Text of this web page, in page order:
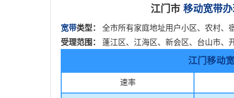
江门市 移动宽带
宽带类型：
全市所有家庭地址用户小区、农村、
受理范围：
蓬江区、江海区、新会区、台山市、
江门移动
速率